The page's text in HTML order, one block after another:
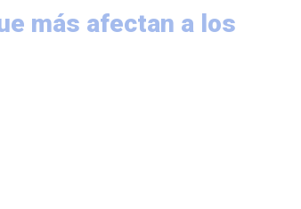
más afectan a los